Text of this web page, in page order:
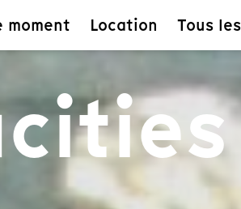
moment Location Tous